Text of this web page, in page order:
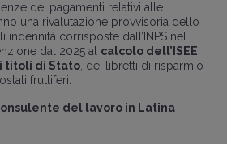
dei pagamenti relativi alle
una rivalutazione provvisoria dello
indennità corrisposte dall’INPS nel
dal 2025 al calcolo dell’ISEE
titoli di Stato, dei libretti di risparmio
fruttiferi.
del lavoro in Latina